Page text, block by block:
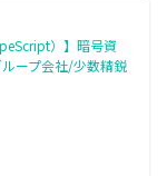
）】暗号資
ープ会社/少数精鋭